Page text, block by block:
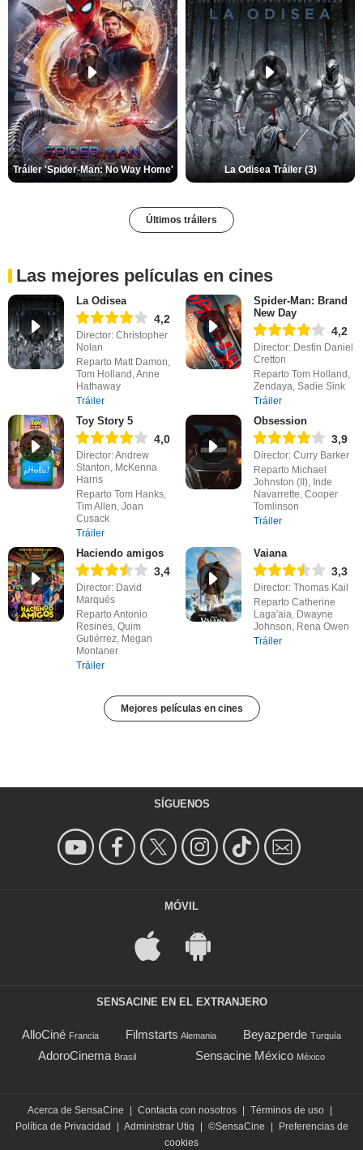
Tráiler 'Spider-Man: No Way Home' La Odisea Tráiler (3)
Últimos tráilers
Las mejores películas en cines
La Odisea
4,2
Director: Christopher
Nolan
Reparto Matt Damon,
Tom Holland, Anne
Hathaway
Tráiler
Spider-Man: Brand
New Day
4,2
Director: Destin Daniel
Cretton
Reparto Tom Holland,
Zendaya, Sadie Sink
Tráiler
Toy Story 5
4,0
Director: Andrew
Stanton, McKenna
Harris
Reparto Tom Hanks,
Tim Allen, Joan
Cusack
Tráiler
Obsession
3,9
Director: Curry Barker
Reparto Michael
Johnston (II), Inde
Navarrette, Cooper
Tomlinson
Tráiler
Haciendo amigos
3,4
Director: David
Marqués
Reparto Antonio
Resines, Quim
Gutiérrez, Megan
Montaner
Tráiler
Vaiana
3,3
Director: Thomas Kail
Reparto Catherine
Laga'aia, Dwayne
Johnson, Rena Owen
Tráiler
Mejores películas en cines
SÍGUENOS
MÓVIL
SENSACINE EN EL EXTRANJERO
AlloCiné Francia Filmstarts Alemania Beyazperde Turquía
AdoroCinema Brasil Sensacine México México
Acerca de SensaCine Contacta con nosotros Términos de uso
Política de Privacidad
Administrar Utiq ©SensaCine
Preferencias de
cookies